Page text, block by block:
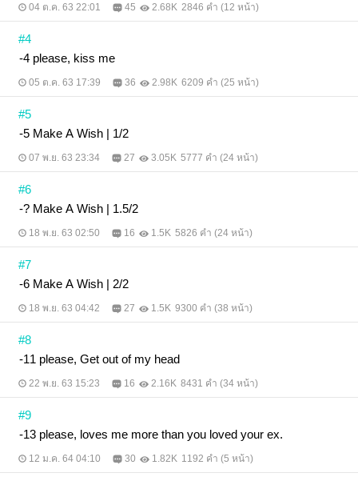
04 ต.ค. 63 22:01 45 2.68K 2846 คำ (12 หน้า)
#4
-4 please, kiss me
05 ต.ค. 63 17:39 36 2.98K 6209 คำ (25 หน้า)
#5
-5 Make A Wish | 1/2
07 พ.ย. 63 23:34 27 3.05K 5777 คำ (24 หน้า)
#6
-? Make A Wish | 1.5/2
18 พ.ย. 63 02:50 16 1.5K 5826 คำ (24 หน้า)
#7
-6 Make A Wish | 2/2
18 พ.ย. 63 04:42 27 1.5K 9300 คำ (38 หน้า)
#8
-11 please, Get out of my head
22 พ.ย. 63 15:23 16 2.16K 8431 คำ (34 หน้า)
#9
-13 please, loves me more than you loved your ex.
12 ม.ค. 64 04:10 30 1.82K 1192 คำ (5 หน้า)